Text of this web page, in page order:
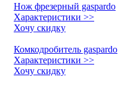
Нож фрезерный gaspardo
Характеристики >>
Хочу скидку
Комкодробитель gaspardo
Характеристики >>
Хочу скидку